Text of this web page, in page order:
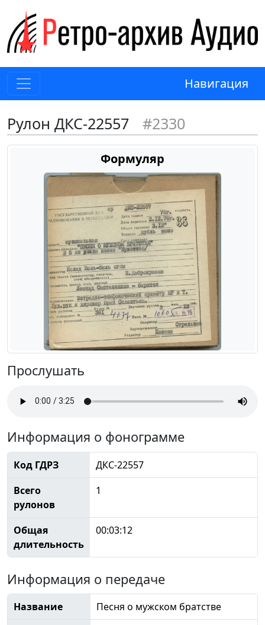
Навигация
Рулон ДКС-22557 #2330
Формуляр
Прослушать
Информация о фонограмме
Код ГДРЗ
ДКС-22557
Всего
рулонов
1
Общая
длительность
00:03:12
Информация о передаче
Название
Песня о мужском братстве